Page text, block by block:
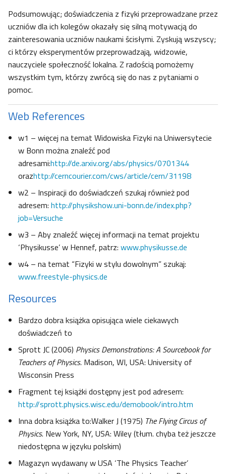
Podsumowując; doświadczenia z fizyki przeprowadzane przez
uczniów dla ich kolegów okazały się silną motywacją do
zainteresowania uczniów naukami ścisłymi. Zyskują wszyscy;
ci którzy eksperymentów przeprowadzają, widzowie,
nauczyciele społeczność lokalna. Z radością pomożemy
wszystkim tym, którzy zwrócą się do nas z pytaniami o
pomoc.
Web References
w1 – więcej na temat Widowiska Fizyki na Uniwersytecie
w Bonn można znaleźć pod
adresami:http://de.arxiv.org/abs/physics/0701344
orazhttp://cerncourier.com/cws/article/cern/31198
w2 – Inspiracji do doświadczeń szukaj również pod
adresem: http://physikshow.uni-bonn.de/index.php?
job=Versuche
w3 – Aby znaleźć więcej informacji na temat projektu
‘Physikusse’ w Hennef, patrz: www.physikusse.de
w4 – na temat “Fizyki w stylu dowolnym” szukaj:
www.freestyle-physics.de
Resources
Bardzo dobra książka opisująca wiele ciekawych
doświadczeń to
Sprott JC (2006) Physics Demonstrations: A Sourcebook for
Teachers of Physics. Madison, WI, USA: University of
Wisconsin Press
Fragment tej książki dostępny jest pod adresem:
http://sprott.physics.wisc.edu/demobook/intro.htm
Inna dobra książka to:Walker J (1975) The Flying Circus of
Physics. New York, NY, USA: Wiley (tłum. chyba też jeszcze
niedostępna w języku polskim)
Magazyn wydawany w USA ‘The Physics Teacher’